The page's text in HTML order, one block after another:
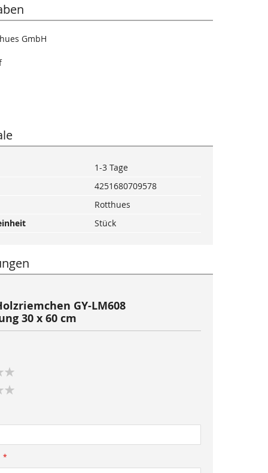
GmbH
1-3 Tage
4251680709578
Rotthues
Stück
GY-LM608
30 x 60 cm